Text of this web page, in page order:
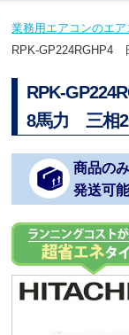
業務用エアコンのエ
RPK-GP224RGHP4
RPK-
8馬力 三相
商品のみ
発送可能